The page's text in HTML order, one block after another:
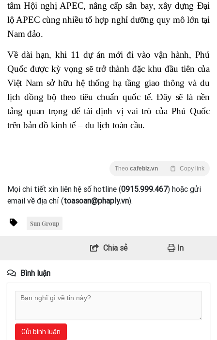
tâm Hội nghị APEC, nâng cấp sân bay, xây dựng Đại
lộ APEC cùng nhiều tổ hợp nghỉ dưỡng quy mô lớn tại
Nam đảo.
Về dài hạn, khi 11 dự án mới đi vào vận hành, Phú
Quốc được kỳ vọng sẽ trở thành đặc khu đầu tiên của
Việt Nam sở hữu hệ thống hạ tầng giao thông và du
lịch đồng bộ theo tiêu chuẩn quốc tế. Đây sẽ là nền
tảng quan trọng để tái định vị vai trò của Phú Quốc
trên bản đồ kinh tế – du lịch toàn cầu.
Theo cafebiz.vn Copy link
Mọi chi tiết xin liên hệ số hotline (0915.999.467) hoặc gửi
email về địa chỉ (toasoan@phaply.vn).
Sun Group
Chia sẻ In
Bình luận
Gửi bình luận